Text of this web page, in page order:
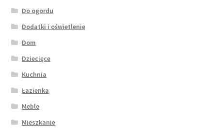
Do ogordu
Dodatki i oświetlenie
Dom
Dziecięce
Kuchnia
Łazienka
Meble
Mieszkanie